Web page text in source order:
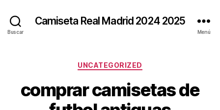
Buscar
Camiseta Real Madrid 2024 2025
Menú
Categorías
UNCATEGORIZED
comprar camisetas de